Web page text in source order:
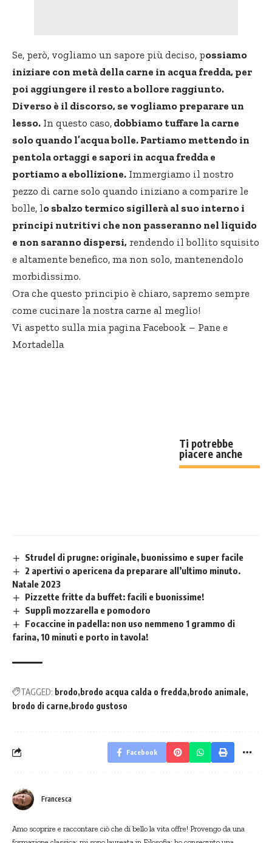
Se, però, vogliamo un sapore più deciso, possiamo
iniziare con metà della carne in acqua fredda, per
poi aggiungere il resto a bollore raggiunto.
Diverso è il discorso, se vogliamo preparare un
lesso. In questo caso, dobbiamo tuffare la carne
solo quando l’acqua bolle. Partiamo mettendo in
pentola ortaggi e sapori in acqua fredda e
portiamo a ebollizione. Immergiamo il nostro
pezzo di carne solo quando iniziano a comparire le
bolle, lo sbalzo termico sigillerà al suo interno i
principi nutritivi che non passeranno nel liquido
e non saranno dispersi, rendendo il bollito squisito
e altamente benefico, ma non solo, mantenendolo
morbidissimo.
Ora che questo principio è chiaro, sapremo sempre
come cucinare la nostra carne al meglio!
Vi aspetto sulla mia pagina Facebook – Pane e
Mortadella
Ti potrebbe
piacere anche
Strudel di prugne: originale, buonissimo e super facile
2 apertivi o apericena da preparare all’ultimo minuto.
Natale 2023
Pizzette fritte da buffet: facili e buonissime!
Supplì mozzarella e pomodoro
Focaccine in padella: non uso nemmeno 1 grammo di
farina, 10 minuti e porto in tavola!
TAGGED: brodo brodo acqua calda o fredda brodo animale
brodo di carne brodo gustoso
Facebook
Francesca
Amo scoprire e raccontare ciò che di bello la vita offre! Provengo da una